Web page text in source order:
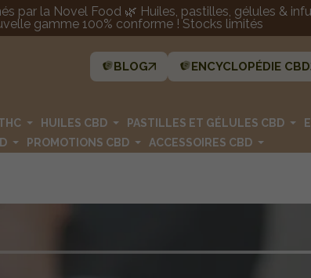
par la Novel Food 🌿 Huiles, pastilles, gélules &
gamme 100% conforme ! Stocks limités
BLOG ENCYCLOPÉDIE CBD
HUILES CBD PASTILLES ET GÉLULES CBD
PROMOTIONS CBD ACCESSOIRES CBD